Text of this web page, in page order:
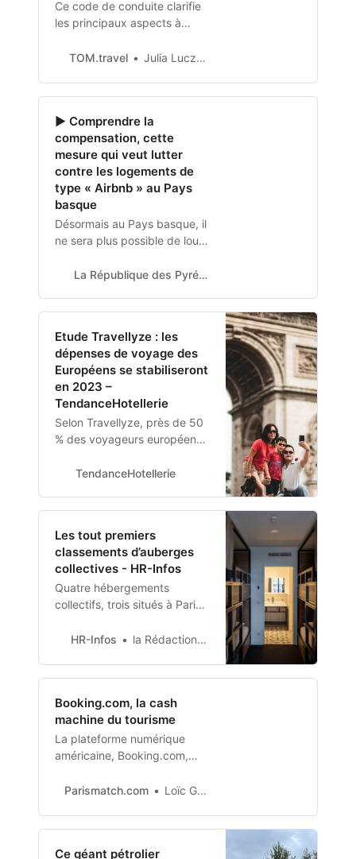
Ce code de conduite clarifie
les principaux aspects à
accords de partage de
TOM.travel Julia Luczak-Rougeaux
▶️ Comprendre la
compensation, cette
mesure qui veut lutter
contre les logements de
type « Airbnb » au Pays
basque
Désormais au Pays basque, il
ne sera plus possible de louer
sans en proposer un autre enLa République des Pyrénées
Etude Travellyze : les
dépenses de voyage des
Européens se stabiliseront
en 2023 –
TendanceHotellerie
Selon Travellyze, près de 50
% des voyageurs européens
même budget qu’en 2022 Le
réservations dans des…
TendanceHotellerie
Les tout premiers
classements d’auberges
collectives - HR-Infos
Quatre hébergements
collectifs, trois situés à Paris
d’obtenir le titre d’« Auberge
2021, ce classement géré par
Atout France repose sur 43
critères obligatoires et 49
optionnels. Il vise à éleve…
HR-Infos la Rédaction HR-infos
Booking.com, la cash
machine du tourisme
La plateforme numérique
américaine, Booking.com,
monopole mondial sur le
Parismatch.com Loïc Grasset 18/03/2023 à 07:30
Ce géant pétrolier